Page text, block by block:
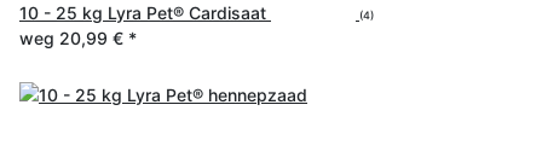
10 - 25 kg Lyra Pet® Cardisaat (4)
weg 20,99 € *